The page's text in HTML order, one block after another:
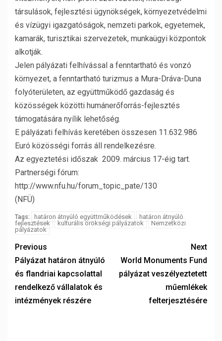
társulások, fejlesztési ügynökségek, környezetvédelmi
és vízügyi igazgatóságok, nemzeti parkok, egyetemek,
kamarák, turisztikai szervezetek, munkaügyi központok
alkotják.
Jelen pályázati felhívással a fenntartható és vonzó
környezet, a fenntartható turizmus a Mura-Dráva-Duna
folyóterületen, az együttműködő gazdaság és
közösségek közötti humánerőforrás-fejlesztés
támogatására nyílik lehetőség.
E pályázati felhívás keretében összesen 11.632.986
Euró közösségi forrás áll rendelkezésre.
Az egyeztetési időszak 2009. március 17-éig tart.
Partnerségi fórum:
http://www.nfu.hu/forum_topic_pate/130
(NFÜ)
Tags: határon átnyúló együttműködések
határon átnyúló
fejlesztések
kulturális örökségi pályázatok
Nemzetközi
pályázatok
Previous
Pályázat határon átnyúló
és flandriai kapcsolattal
rendelkező vállalatok és
intézmények részére
Next
World Monuments Fund
pályázat veszélyeztetett
műemlékek
felterjesztésére